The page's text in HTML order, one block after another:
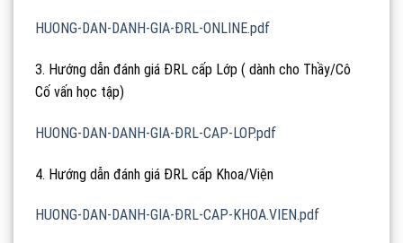
HUONG-DAN-DANH-GIA-ĐRL-ONLINE.pdf
3. Hướng dẫn đánh giá ĐRL cấp Lớp ( dành cho Thầy/Cô
Cố vấn học tập)
HUONG-DAN-DANH-GIA-ĐRL-CAP-LOP.pdf
4. Hướng dẫn đánh giá ĐRL cấp Khoa/Viện
HUONG-DAN-DANH-GIA-ĐRL-CAP-KHOA.VIEN.pdf